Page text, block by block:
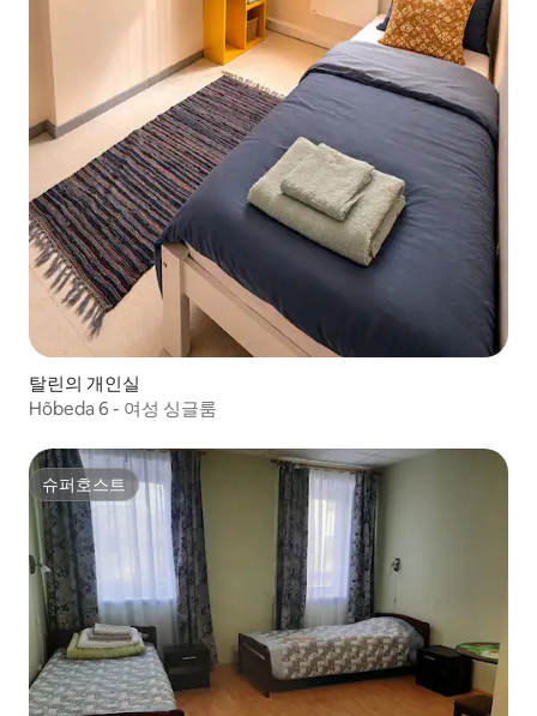
탈린의 개인실
Hõbeda 6 - 여성 싱글룸
슈퍼호스트
슈퍼호스트